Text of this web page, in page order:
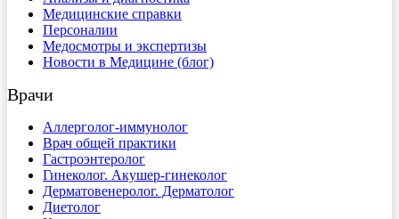
Медицинские справки
Персоналии
Медосмотры и экспертизы
Новости в Медицине (блог)
Врачи
Аллерголог-иммунолог
Врач общей практики
Гастроэнтеролог
Гинеколог. Акушер-гинеколог
Дерматовенеролог. Дерматолог
Диетолог